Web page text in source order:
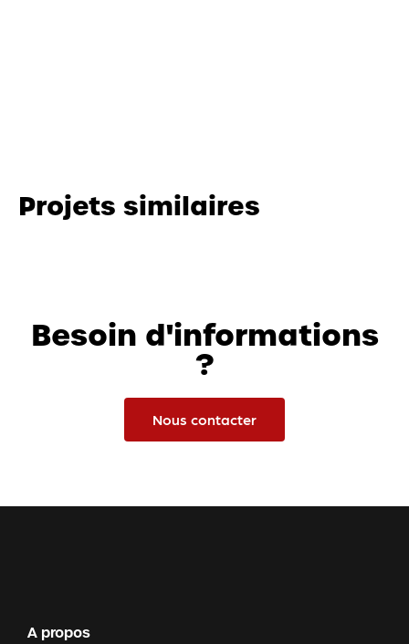
Projets similaires
Besoin d'informations
?
Nous contacter
A propos